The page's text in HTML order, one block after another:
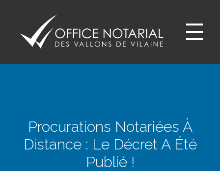
Procurations Notariées À
Distance : Le Décret A Été
Publié !